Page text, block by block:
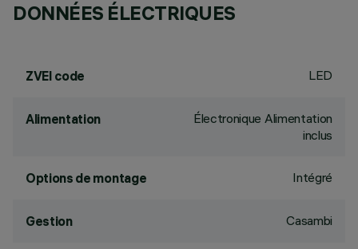
DONNÉES ÉLECTRIQUES
ZVEI code LED
Alimentation
Électronique Alimentation
inclus
Options de montage Intégré
Gestion Casambi